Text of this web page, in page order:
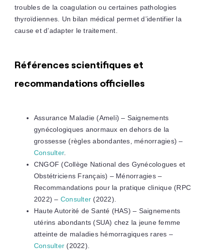
troubles de la coagulation ou certaines pathologies
thyroïdiennes. Un bilan médical permet d’identifier la
cause et d’adapter le traitement.
Références scientifiques et
recommandations officielles
Assurance Maladie (Ameli) – Saignements
gynécologiques anormaux en dehors de la
grossesse (règles abondantes, ménorragies) –
Consulter.
CNGOF (Collège National des Gynécologues et
Obstétriciens Français) – Ménorragies –
Recommandations pour la pratique clinique (RPC
2022) – Consulter (2022).
Haute Autorité de Santé (HAS) – Saignements
utérins abondants (SUA) chez la jeune femme
atteinte de maladies hémorragiques rares –
Consulter (2022).